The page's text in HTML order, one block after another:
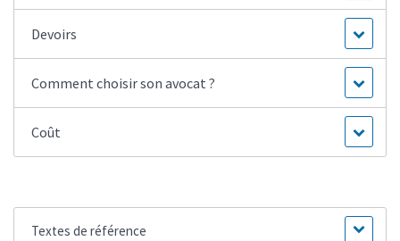
Devoirs
Comment choisir son avocat ?
Coût
Textes de référence